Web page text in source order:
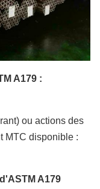
A179 :
ou actions des
MTC disponible :
A179